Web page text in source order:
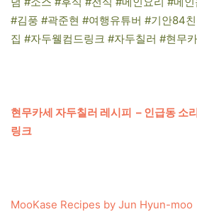
#김풍 #곽준현 #여행유튜버 #기안84
집 #자두웰컴드링크 #자두칠러 #현무
현무카세 자두칠러 레시피 – 인급동 소
링크
MooKase Recipes by Jun Hyun-moo